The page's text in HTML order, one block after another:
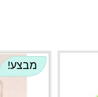
מבצע!